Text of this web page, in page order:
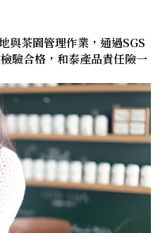
與茶園管理作業，通過SGS
驗合格，和泰產品責任險一